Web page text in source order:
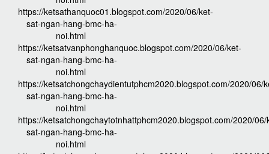
https://ketsathanquoc01.blogspot.com/2020/06/ket-
sat-ngan-hang-bmc-ha-
noi.html
https://ketsatvanphonghanquoc.blogspot.com/2020/06/ket-
sat-ngan-hang-bmc-ha-
noi.html
https://ketsatchongchaydientutphcm2020.blogspot.com/2020/06/
sat-ngan-hang-bmc-ha-
noi.html
https://ketsatchongchaytotnhattphcm2020.blogspot.com/2020/06/
sat-ngan-hang-bmc-ha-
noi.html